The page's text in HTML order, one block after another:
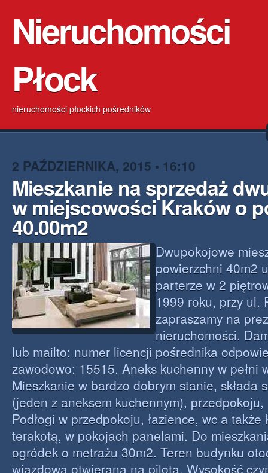
Nieruchomości
Płock
nieruchomości płockich pośredników
2 PAŹDZIERNIKA, 2015 • 16:10
Mieszkanie na sprzedaż
w miejscowości Kraków o
40.00m2
Dwupokojowe
powierzchni 40m2
parterze w 2
1999 roku, przy ul.
zapraszamy na
nieruchomości.
lub mailto: numer licencji pośrednika
zawodowo: 15515. Aneks kuchenny w pełni
Mieszkanie w bardzo dobrym stanie, składa
(jeden z aneksem kuchennym), przedpokoju,
Podłogi w przedpokoju, łazience, wc a także
terakotą, w pokojach panelami. Do
ogródek o metrażu 30m2. Teren budynku
wjazdowa otwierana na pilota. Wysokość